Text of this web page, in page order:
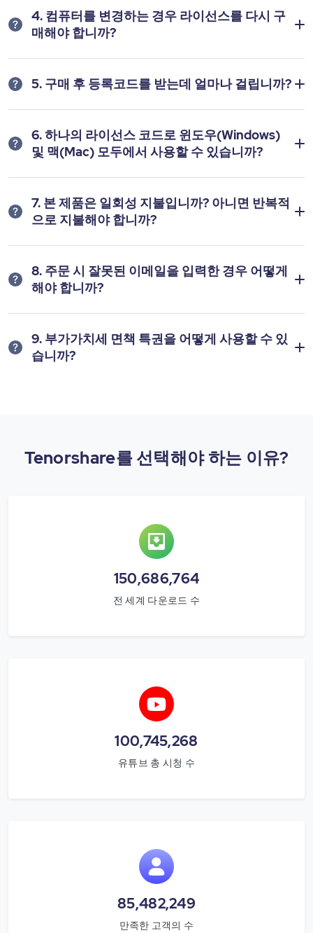
4. 컴퓨터를 변경하는 경우 라이선스를 다시 구
매해야 합니까?
5. 구매 후 등록코드를 받는데 얼마나 걸립니까?
6. 하나의 라이선스 코드로 윈도우(Windows)
및 맥(Mac) 모두에서 사용할 수 있습니까?
7. 본 제품은 일회성 지불입니까? 아니면 반복적
으로 지불해야 합니까?
8. 주문 시 잘못된 이메일을 입력한 경우 어떻게
해야 합니까?
9. 부가가치세 면책 특권을 어떻게 사용할 수 있
습니까?
Tenorshare를 선택해야 하는 이유?
150,686,764
전 세계 다운로드 수
100,745,268
유튜브 총 시청 수
85,482,249
만족한 고객의 수